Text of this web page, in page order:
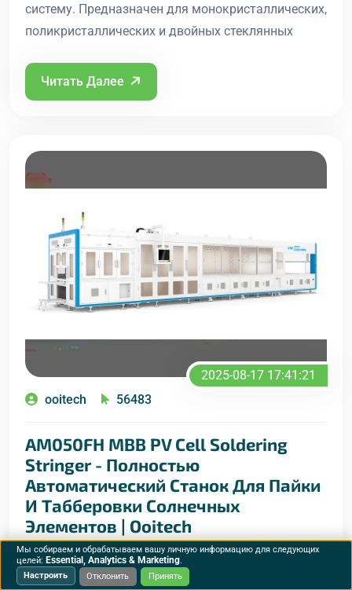
систему. Предназначен для монокристаллических,
поликристаллических и двойных стеклянных
Читать Далее
2025-08-17 17:41:21
ooitech
56483
AM050FH MBB PV Cell Soldering
Stringer - Полностью
Автоматический Станок Для Пайки
И Табберовки Солнечных
Элементов | Ooitech
AM050FH MBB PV Cell Soldering Stringer от Ooitech
— это полностью автоматическая машина для
Мы собираем и обрабатываем вашу личную информацию для следующих
целей: Essential, Analytics & Marketing.
Настроить
Отклонить Принять